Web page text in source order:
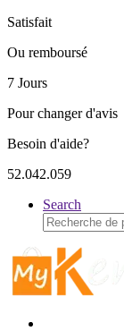
Satisfait
Ou remboursé
7 Jours
Pour changer d'avis
Besoin d'aide?
52.042.059
Search
Recherche
pour :